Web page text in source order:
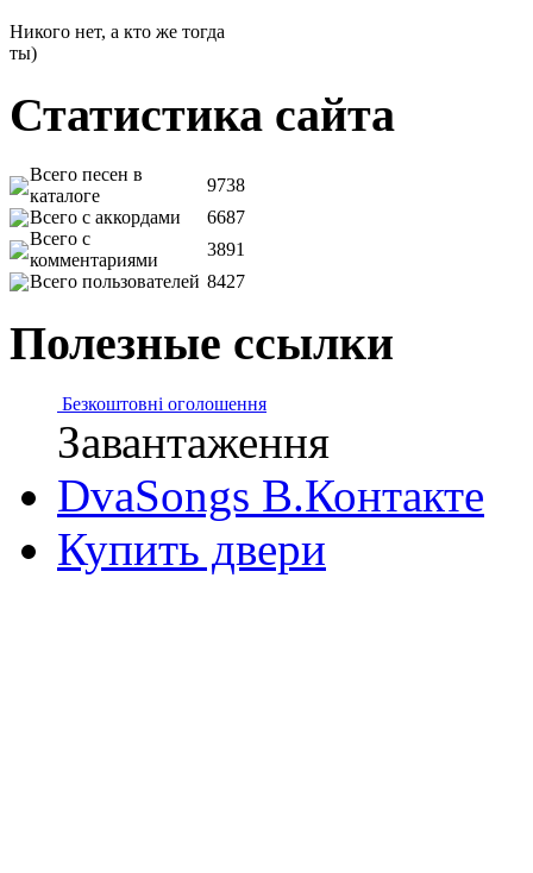
Никого нет, а кто же тогда
ты)
Статистика сайта
Всего песен в
каталоге
9738
Всего с аккордами
6687
Всего с
комментариями
3891
Всего пользователей 8427
Полезные ссылки
Безкоштовні оголошення
Завантаження
DvaSongs В.Контакте
Купить двери